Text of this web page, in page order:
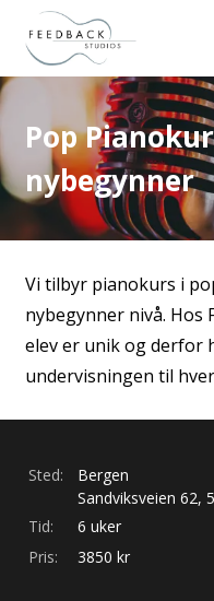
Pop
nybegynner
Vi tilbyr pianokurs i
nybegynner nivå. Hos
elev er unik og derfor
undervisningen til
Sted:
Bergen
Sandviksveien 62,
Tid:
6 uker
Pris:
3850 kr